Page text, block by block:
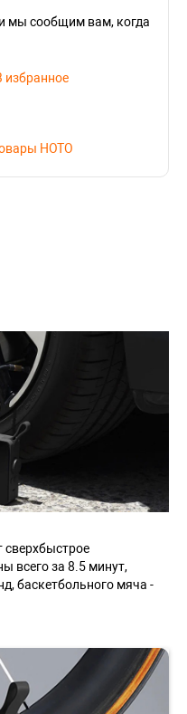
мы сообщим вам, когда
избранное
HOTO
сверхбыстрое
всего за 8.5 минут,
баскетбольного мяча -